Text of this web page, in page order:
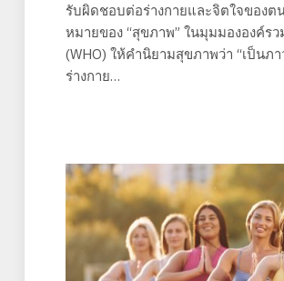
รับผิดชอบต่อร่างกายและจิตใจของต
หมายของ “สุขภาพ” ในมุมมององค์ร
(WHO) ให้คำนิยามสุขภาพว่า “เป็น
ร่างกาย…